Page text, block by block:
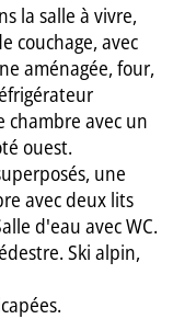
la salle à vivre,
couchage, avec
aménagée, four,
chambre avec un
ouest.
une
avec deux lits
d'eau avec WC.
Ski alpin,